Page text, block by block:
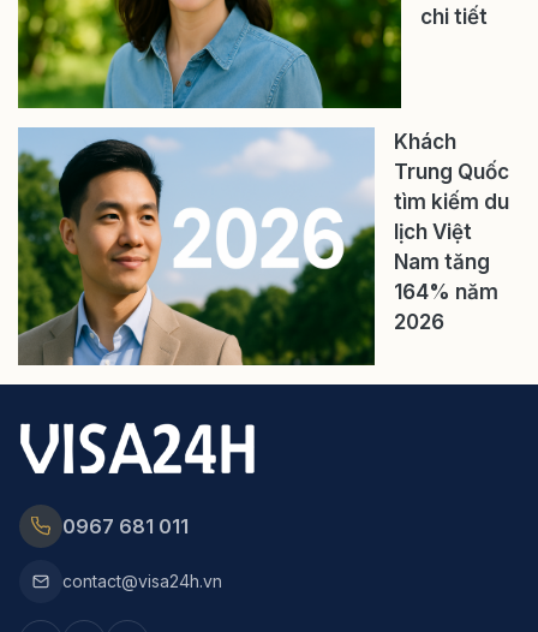
chi tiết
Khách
Trung Quốc
tìm kiếm du
lịch Việt
Nam tăng
164% năm
2026
0967 681 011
contact@visa24h.vn